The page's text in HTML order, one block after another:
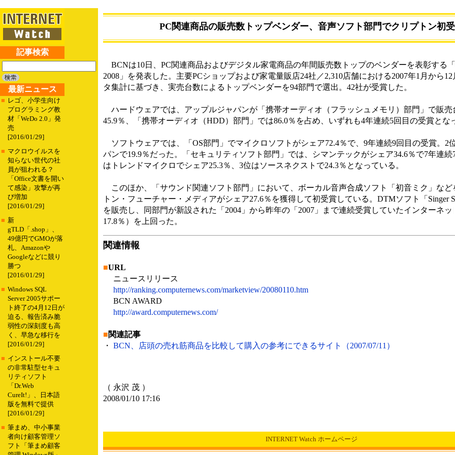
記事検索
最新ニュース
■ レゴ、小学生向け
プログラミング教
材「WeDo 2.0」発
売
[2016/01/29]
■ マクロウイルスを
知らない世代の社
員が狙われる？
「Office文書を開い
て感染」攻撃が再
び増加
[2016/01/29]
■ 新
gTLD「.shop」、
49億円でGMOが落
札、Amazonや
Googleなどに競り
勝つ
[2016/01/29]
■ Windows SQL
Server 2005サポー
ト終了の4月12日が
迫る、報告済み脆
弱性の深刻度も高
く、早急な移行を
[2016/01/29]
■ インストール不要
の非常駐型セキュ
リティソフト
「Dr.Web
CureIt!」、日本語
版を無料で提供
[2016/01/29]
■ 筆まめ、中小事業
者向け顧客管理ソ
フト「筆まめ顧客
PC関連商品の販売数トップベンダー、音声ソフト部門でクリプトン初
BCNは10日、PC関連商品およびデジタル家電商品の年間販売数トップのベンダーを表彰する
2008」を発表した。主要PCショップおよび家電量販店24社／2,310店舗における2007年1月から12
タ集計に基づき、実売台数によるトップベンダーを94部門で選出。42社が受賞した。
ハードウェアでは、アップルジャパンが「携帯オーディオ（フラッシュメモリ）部門」で販売
45.9％、「携帯オーディオ（HDD）部門」では86.0％を占め、いずれも4年連続5回目の受賞とな
ソフトウェアでは、「OS部門」でマイクロソフトがシェア72.4％で、9年連続9回目の受賞。2
パンで19.9％だった。「セキュリティソフト部門」では、シマンテックがシェア34.6％で7年連続
はトレンドマイクロでシェア25.3％、3位はソースネクストで24.3％となっている。
このほか、「サウンド関連ソフト部門」において、ボーカル音声合成ソフト「初音ミク」など
トン・フューチャー・メディアがシェア27.6％を獲得して初受賞している。DTMソフト「Singer
を販売し、同部門が新設された「2004」から昨年の「2007」まで連続受賞していたインターネッ
17.8％）を上回った。
関連情報
■URL
ニュースリリース
http://ranking.computernews.com/marketview/20080110.htm
BCN AWARD
http://award.computernews.com/
■関連記事
・ BCN、店頭の売れ筋商品を比較して購入の参考にできるサイト（2007/07/11）
（ 永沢 茂 ）
2008/01/10 17:16
INTERNET Watch ホームページ